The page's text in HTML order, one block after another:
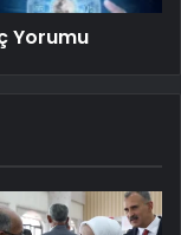
Yorumu